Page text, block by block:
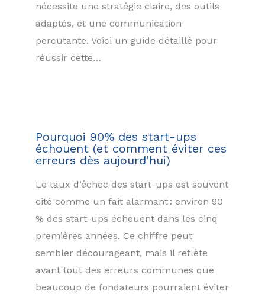
nécessite une stratégie claire, des outils
adaptés, et une communication
percutante. Voici un guide détaillé pour
réussir cette…
Pourquoi 90% des start-ups
échouent (et comment éviter ces
erreurs dès aujourd’hui)
Le taux d’échec des start-ups est souvent
cité comme un fait alarmant : environ 90
% des start-ups échouent dans les cinq
premières années. Ce chiffre peut
sembler décourageant, mais il reflète
avant tout des erreurs communes que
beaucoup de fondateurs pourraient éviter